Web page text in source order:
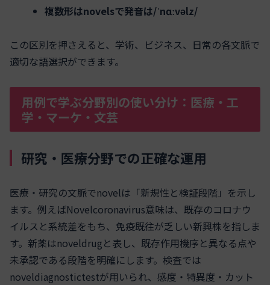
複数形はnovelsで発音は/ˈnɑːvəlz/
この区別を押さえると、学術、ビジネス、日常の各文脈で
適切な語選択ができます。
用例で学ぶ分野別の使い分け：医療・工
学・マーケ・文芸
研究・医療分野での正確な運用
医療・研究の文脈でnovelは「新規性と検証段階」を示し
ます。例えばNovelcoronavirus意味は、既存のコロナウ
イルスと系統差をもち、免疫既往が乏しい新興株を指しま
す。新薬はnoveldrugと表し、既存作用機序と異なる点や
未承認である段階を明確にします。検査では
noveldiagnostictestが用いられ、感度・特異度・カット